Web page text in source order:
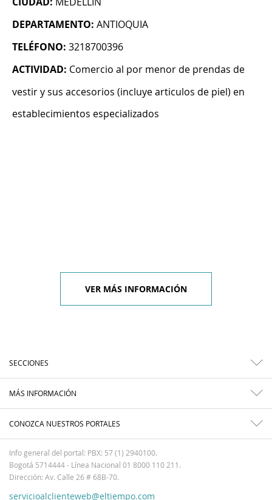
DEPARTAMENTO: ANTIOQUIA
TELÉFONO: 3218700396
ACTIVIDAD: Comercio al por menor de prendas de
vestir y sus accesorios (incluye articulos de piel) en
establecimientos especializados
VER MÁS INFORMACIÓN
SECCIONES
MÁS INFORMACIÓN
CONOZCA NUESTROS PORTALES
Info general del portal: PBX: 57 (1) 2940100.
Bogotá 5714444 - Línea Nacional 01 8000 110 211.
Dirección: Av. Calle 26 # 68B-70.
servicioalclienteweb@eltiempo.com